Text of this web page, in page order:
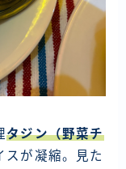
タジン（野菜チ
スが凝縮。見た